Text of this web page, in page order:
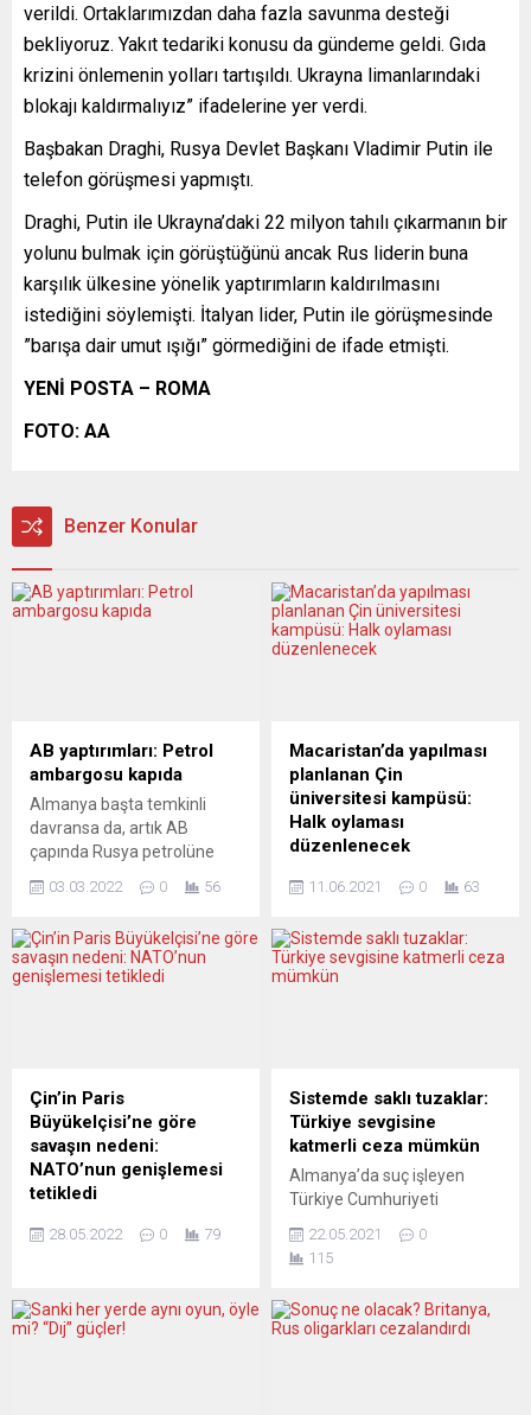
verildi. Ortaklarımızdan daha fazla savunma desteği
bekliyoruz. Yakıt tedariki konusu da gündeme geldi. Gıda
krizini önlemenin yolları tartışıldı. Ukrayna limanlarındaki
blokajı kaldırmalıyız” ifadelerine yer verdi.
Başbakan Draghi, Rusya Devlet Başkanı Vladimir Putin ile
telefon görüşmesi yapmıştı.
Draghi, Putin ile Ukrayna’daki 22 milyon tahılı çıkarmanın bir
yolunu bulmak için görüştüğünü ancak Rus liderin buna
karşılık ülkesine yönelik yaptırımların kaldırılmasını
istediğini söylemişti. İtalyan lider, Putin ile görüşmesinde
”barışa dair umut ışığı” görmediğini de ifade etmişti.
YENİ POSTA – ROMA
FOTO: AA
Benzer Konular
AB yaptırımları: Petrol
ambargosu kapıda
Almanya başta temkinli
davransa da, artık AB
çapında Rusya petrolüne
fikrini benimsemiş
satışı yoluyla doğalgaza
nazaran önemli ölçüde daha
Ancak enerji arzında
yaşanacak böyle bir kesinti,
AB ülkeleri arasında...
03.03.2022 0 56
Macaristan’da yapılması
planlanan Çin
üniversitesi kampüsü:
Halk oylaması
düzenlenecek
Viktor Orban, başkent
planlanan ve muhalefetin
tepki gösterdiği Çin Fudan
toplantısında, Çin
üniversitesinin başkentte
kampüs açmak istemesinin
konu olmasına rağmen
bunun muhalefet
tarafından suistimal
edildiğini öne sürdü. Orban,
projenin...
11.06.2021 0 63
Çin’in Paris
Büyükelçisi’ne göre
savaşın nedeni:
NATO’nun genişlemesi
tetikledi
Shaye, NATO’nun doğuya
başlıca nedeni olarak
gördüğünü söyledi. Europe 1
28.05.2022 0 79
Sistemde saklı tuzaklar:
Türkiye sevgisine
katmerli ceza mümkün
Almanya’da suç işleyen
Türkiye Cumhuriyeti
üzerine Türkiye’de ilgili
mahkemeler tarafından
kalan kısmını ülkesinde
tamamlama hakkı var.
22.05.2021
0
115